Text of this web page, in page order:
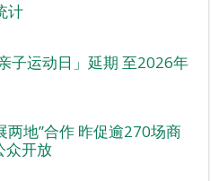
计
子运动日」延期 至2026年
两地”合作 昨促逾270场商
众开放